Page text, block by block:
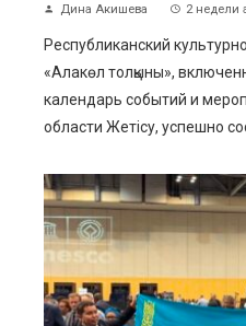
Дина Акишева 2 недели
Республиканский
«Алакөл толқыны»,
календарь событий и
области Жетісу, успешно